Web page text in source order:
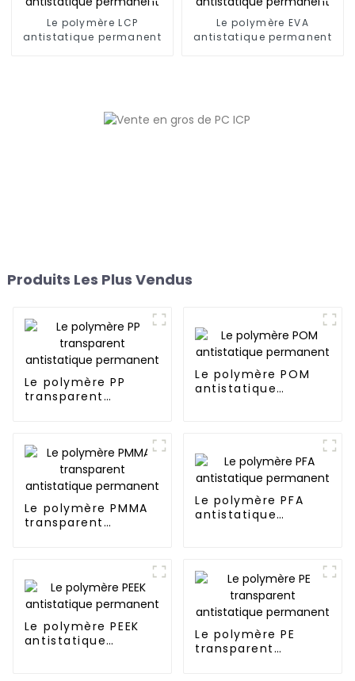
Le polymère LCP
antistatique permanent
Le polymère EVA
antistatique permanent
Produits Les Plus Vendus
Le polymère PP
transparent
Le polymère POM
antistatique
Le polymère PMMA
transparent
Le polymère PFA
antistatique
Le polymère PEEK
antistatique
Le polymère PE
transparent